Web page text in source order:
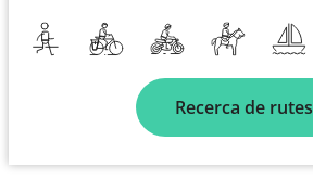
Recerca de rutes